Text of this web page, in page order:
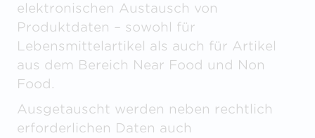
elektronischen Austausch von
Produktdaten – sowohl für
Lebensmittelartikel als auch für Artikel
aus dem Bereich Near Food und Non
Food.
Ausgetauscht werden neben rechtlich
erforderlichen Daten auch